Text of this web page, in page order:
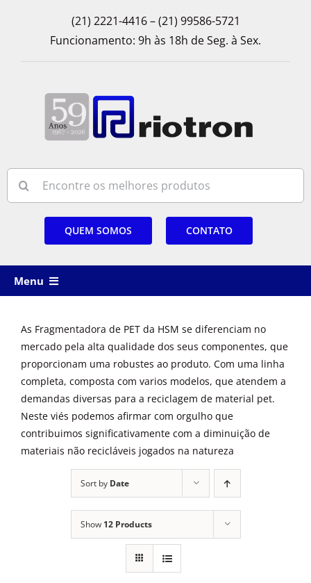
(21) 2221-4416 – (21) 99586-5721
Funcionamento: 9h às 18h de Seg. à Sex.
for:
QUEM SOMOS CONTATO
Menu
FRAGMENTADORAS
IMPRESSORAS
MULTIFUNCIONAIS
As Fragmentadora de PET da HSM se diferenciam no
mercado pela alta qualidade dos seus componentes, que
proporcionam uma robustes ao produto. Com uma linha
completa, composta com varios modelos, que atendem a
demandas diversas para a reciclagem de material pet.
Neste viés podemos afirmar com orgulho que
contribuimos significativamente com a diminuição de
materiais não recicláveis jogados na natureza
Sort by Date
Show 12 Products